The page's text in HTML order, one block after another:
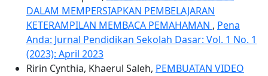
DALAM MEMPERSIAPKAN PEMBELAJARAN
KETERAMPILAN MEMBACA PEMAHAMAN , Pena
Anda: Jurnal Pendidikan Sekolah Dasar: Vol. 1 No. 1
(2023): April 2023
Ririn Cynthia, Khaerul Saleh, PEMBUATAN VIDEO